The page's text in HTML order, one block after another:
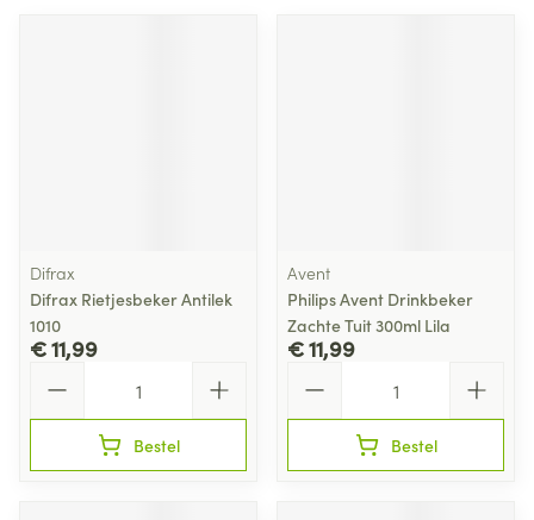
Difrax
Difrax Rietjesbeker Antilek
1010
€ 11,99
Bestel
Avent
Philips Avent Drinkbeker
Zachte Tuit 300ml Lila
€ 11,99
Bestel